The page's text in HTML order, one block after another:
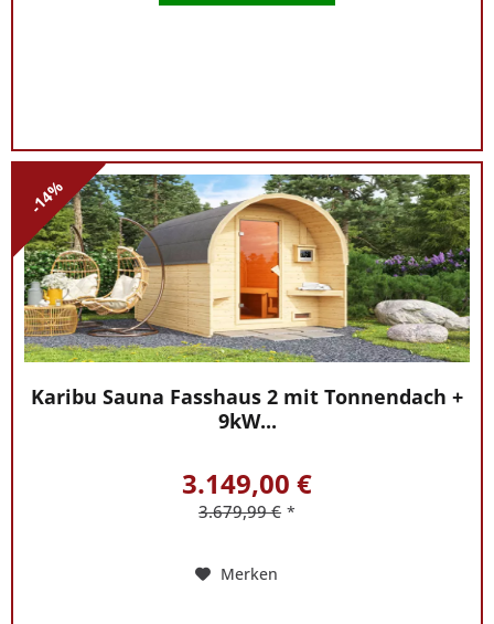
-14%
Karibu Sauna Fasshaus 2 mit Tonnendach +
9kW...
3.149,00 €
3.679,99 € *
Merken